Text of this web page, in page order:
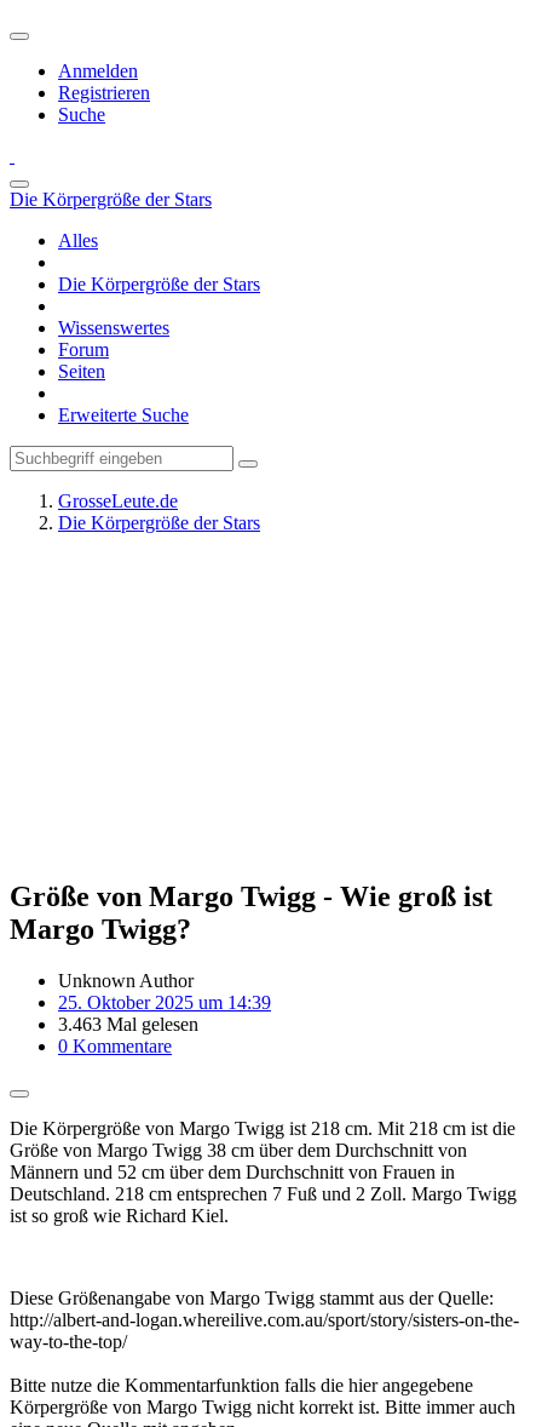
Anmelden
Registrieren
Suche
Die Körpergröße der Stars
Alles
Die Körpergröße der Stars
Wissenswertes
Forum
Seiten
Erweiterte Suche
GrosseLeute.de
Die Körpergröße der Stars
Größe von Margo Twigg - Wie groß ist
Margo Twigg?
Unknown Author
25. Oktober 2025 um 14:39
3.463 Mal gelesen
0 Kommentare
Die Körpergröße von Margo Twigg ist 218 cm. Mit 218 cm ist die
Größe von Margo Twigg 38 cm über dem Durchschnitt von
Männern und 52 cm über dem Durchschnitt von Frauen in
Deutschland. 218 cm entsprechen 7 Fuß und 2 Zoll. Margo Twigg
ist so groß wie Richard Kiel.
Diese Größenangabe von Margo Twigg stammt aus der Quelle:
http://albert-and-logan.whereilive.com.au/sport/story/sisters-on-the-
way-to-the-top/
Bitte nutze die Kommentarfunktion falls die hier angegebene
Körpergröße von Margo Twigg nicht korrekt ist. Bitte immer auch